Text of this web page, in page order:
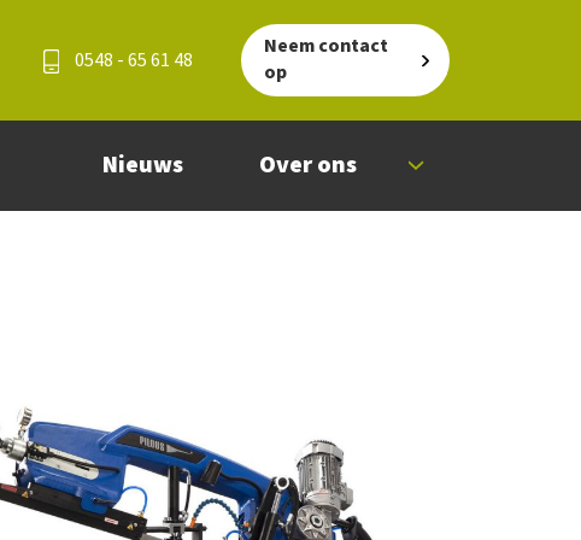
0548 - 65 61 48
Neem contact
op
Nieuws Over ons